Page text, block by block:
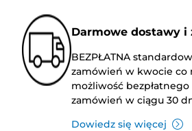
Darmowe dostawy i
BEZPŁATNA
zamówień w kwocie co
możliwość
zamówień w ciągu 30
Dowiedz się więcej